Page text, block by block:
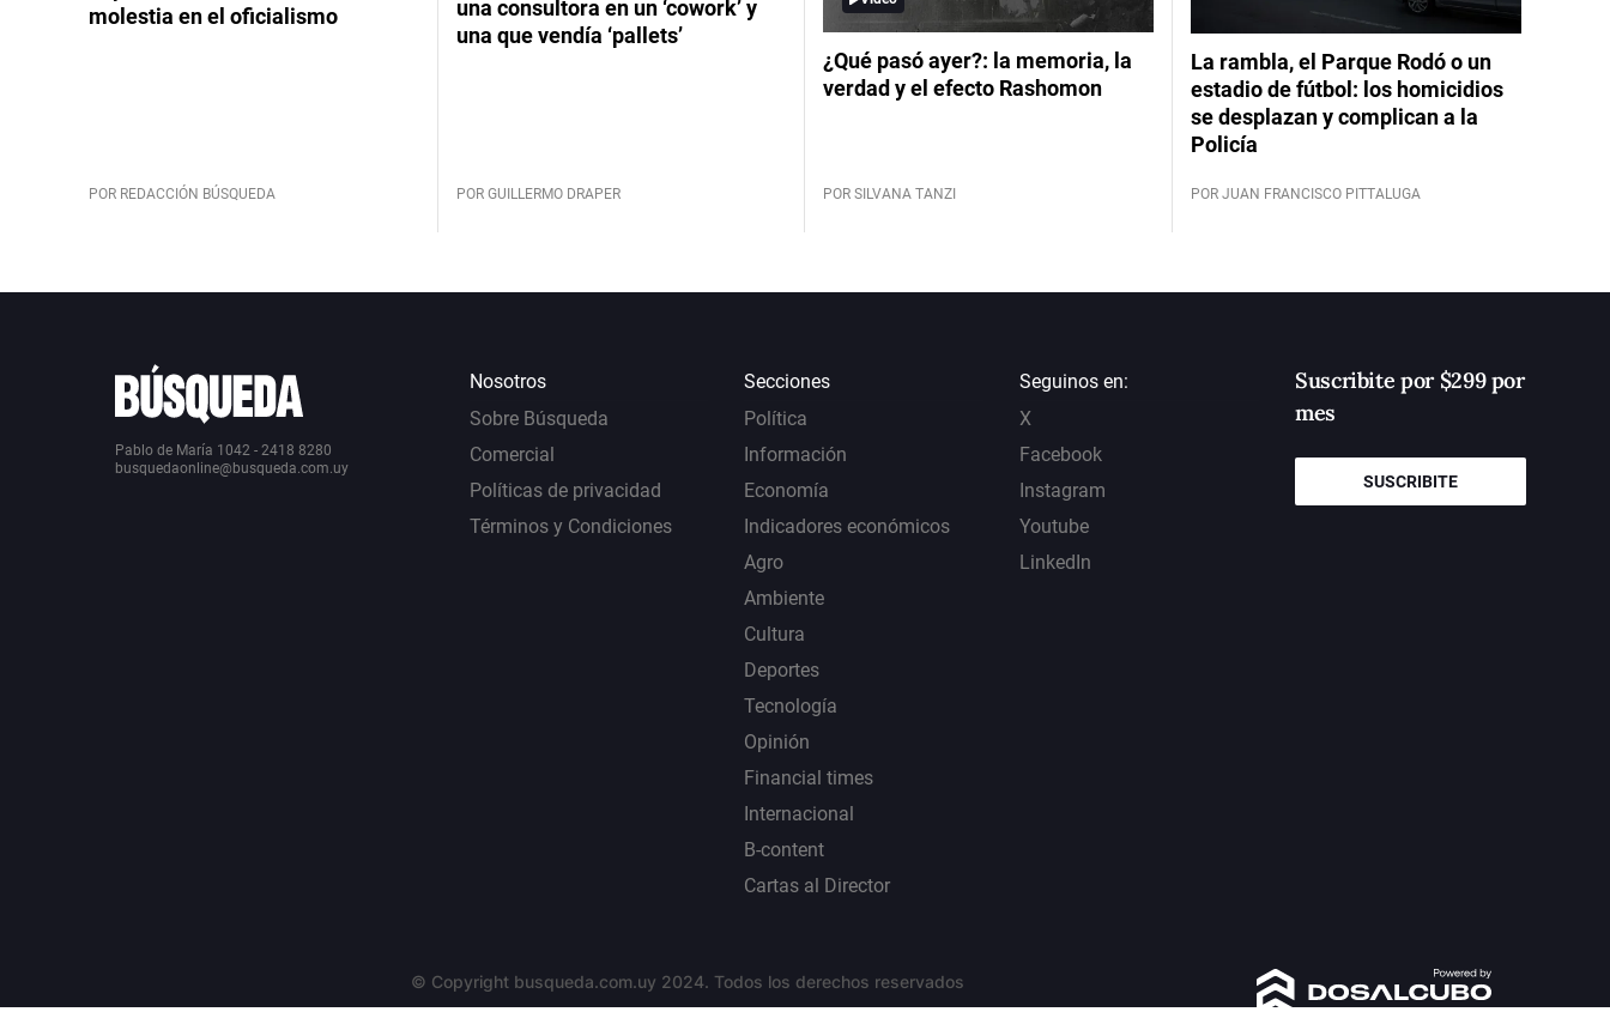
molestia en el oficialismo
POR REDACCIÓN BÚSQUEDA
una consultora en un ‘cowork’ y
una que vendía ‘pallets’
POR GUILLERMO DRAPER
¿Qué pasó ayer?: la memoria, la
verdad y el efecto Rashomon
POR SILVANA TANZI
La rambla, el Parque Rodó o un
estadio de fútbol: los homicidios
se desplazan y complican a la
Policía
POR JUAN FRANCISCO PITTALUGA
Pablo de María 1042 - 2418 8280
busquedaonline@busqueda.com.uy
Nosotros
Sobre Búsqueda
Comercial
Políticas de privacidad
Términos y Condiciones
Secciones
Política
Información
Economía
Indicadores económicos
Agro
Ambiente
Cultura
Deportes
Tecnología
Opinión
Financial times
Internacional
B-content
Cartas al Director
Seguinos en:
X
Facebook
Instagram
Youtube
LinkedIn
Suscribite por $299 por
mes
SUSCRIBITE
© Copyright busqueda.com.uy 2024. Todos los derechos reservados